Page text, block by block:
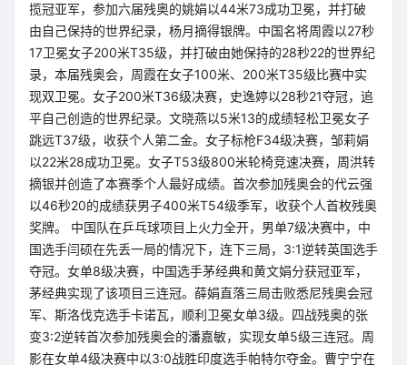
揽冠亚军，参加六届残奥的姚娟以44米73成功卫冕，并打破
由自己保持的世界纪录，杨月摘得银牌。中国名将周霞以27秒
17卫冕女子200米T35级，并打破由她保持的28秒22的世界纪
录，本届残奥会，周霞在女子100米、200米T35级比赛中实
现双卫冕。女子200米T36级决赛，史逸婷以28秒21夺冠，追
平自己创造的世界纪录。文晓燕以5米13的成绩轻松卫冕女子
跳远T37级，收获个人第二金。女子标枪F34级决赛，邹莉娟
以22米28成功卫冕。女子T53级800米轮椅竞速决赛，周洪转
摘银并创造了本赛季个人最好成绩。首次参加残奥会的代云强
以46秒20的成绩获男子400米T54级季军，收获个人首枚残奥
奖牌。 中国队在乒乓球项目上火力全开，男单7级决赛中，中
国选手闫硕在先丢一局的情况下，连下三局，3:1逆转英国选手
夺冠。女单8级决赛，中国选手茅经典和黄文娟分获冠亚军，
茅经典实现了该项目三连冠。薛娟直落三局击败悉尼残奥会冠
军、斯洛伐克选手卡诺瓦，顺利卫冕女单3级。四战残奥的张
变3:2逆转首次参加残奥会的潘嘉敏，实现女单5级三连冠。周
影在女单4级决赛中以3:0战胜印度选手帕特尔夺金。曹宁宁在